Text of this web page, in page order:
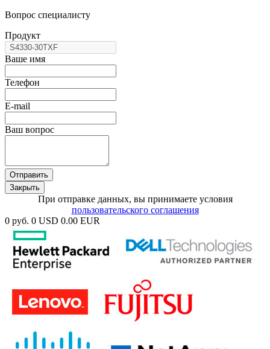
Вопрос специалисту
Продукт
Ваше имя
Телефон
E-mail
Ваш вопрос
Отправить
Закрыть
При отправке данных, вы принимаете условия
пользовательского соглашения
0 руб. 0 USD 0.00 EUR